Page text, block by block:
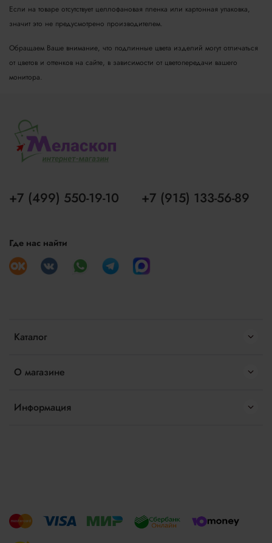
Если на товаре отсутствует целлофановая пленка или картонная упаковка,
значит это не предусмотрено производителем.
Обращаем Ваше внимание, что подлинные цвета изделий могут отличаться
от цветов и оттенков на сайте, в зависимости от цветопередачи вашего
монитора.
Каталог
О магазине
Информация
+7 (499) 550-19-10 +7 (915) 133-56-89
Где нас найти